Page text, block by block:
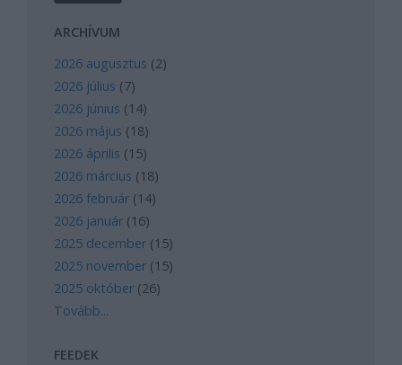
ARCHÍVUM
2026 augusztus (2)
2026 július (7)
2026 június (14)
2026 május (18)
2026 április (15)
2026 március (18)
2026 február (14)
2026 január (16)
2025 december (15)
2025 november (15)
2025 október (26)
Tovább...
FEEDEK